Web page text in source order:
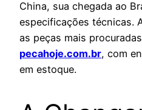
China, sua chegada ao
especificações técnicas.
as peças mais
pecahoje.com.br, com
em estoque.